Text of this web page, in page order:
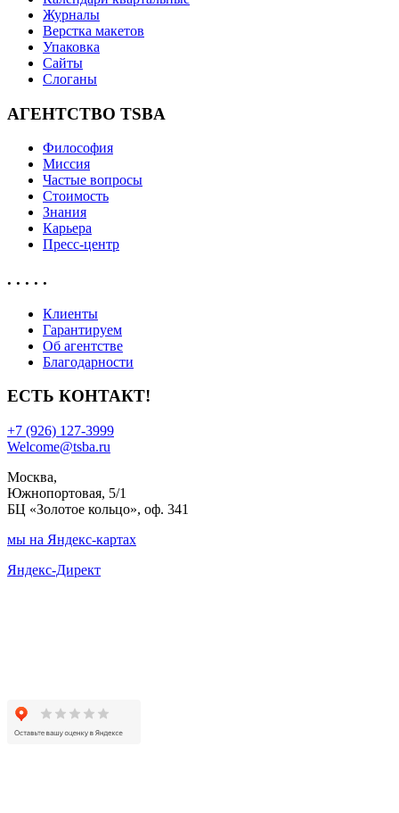
Журналы
Верстка макетов
Упаковка
Сайты
Слоганы
АГЕНТСТВО TSBA
Философия
Миссия
Частые вопросы
Стоимость
Знания
Карьера
Пресс-центр
. . . . .
Клиенты
Гарантируем
Об агентстве
Благодарности
ЕСТЬ КОНТАКТ!
+7 (926) 127-3999
Welcome@tsba.ru
Москва,
Южнопортовая, 5/1
БЦ «Золотое кольцо», оф. 341
мы на Яндекс-картах
Яндекс-Директ